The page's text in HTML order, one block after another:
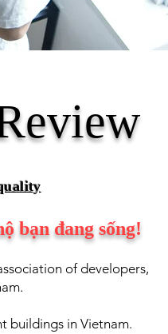
bạn đang sống!
of developers,
buildings in Vietnam.